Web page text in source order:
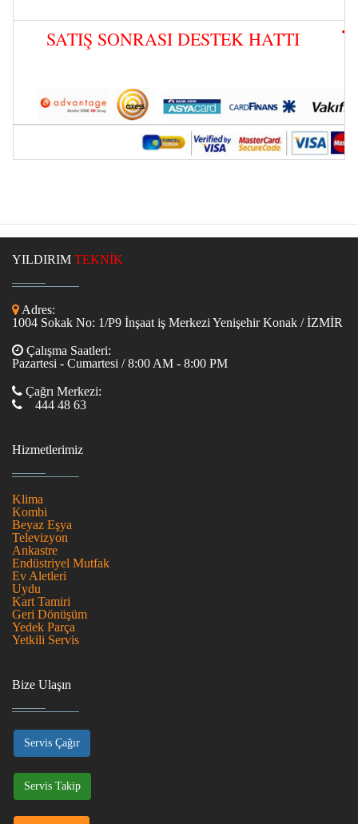
SATIŞ SONRASI DESTEK HATTI
YILDIRIM TEKNİK
Adres:
1004 Sokak No: 1/P9 İnşaat iş Merkezi Yenişehir Konak / İZMİR
Çalışma Saatleri:
Pazartesi - Cumartesi / 8:00 AM - 8:00 PM
Çağrı Merkezi:
444 48 63
Hizmetlerimiz
Klima
Kombi
Beyaz Eşya
Televizyon
Ankastre
Endüstriyel Mutfak
Ev Aletleri
Uydu
Kart Tamiri
Geri Dönüşüm
Yedek Parça
Yetkili Servis
Bize Ulaşın
Servis Çağır
Servis Takip